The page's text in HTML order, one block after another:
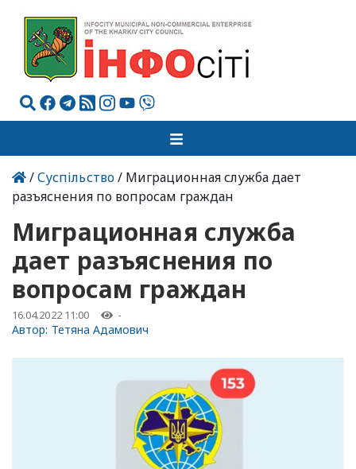
/Суспільство/ Миграционная служба дает
разъяснения по вопросам граждан
Миграционная служба
дает разъяснения по
вопросам граждан
16.04.2022 11:00 -
Автор: Тетяна Адамович